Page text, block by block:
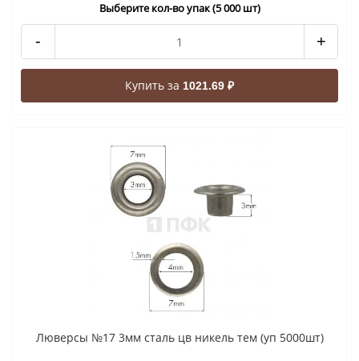
Выберите кол-во упак (5 000 шт)
- +
Купить за 1021.69 ₽
Люверсы №17 3мм сталь цв никель тем (уп 5000шт)